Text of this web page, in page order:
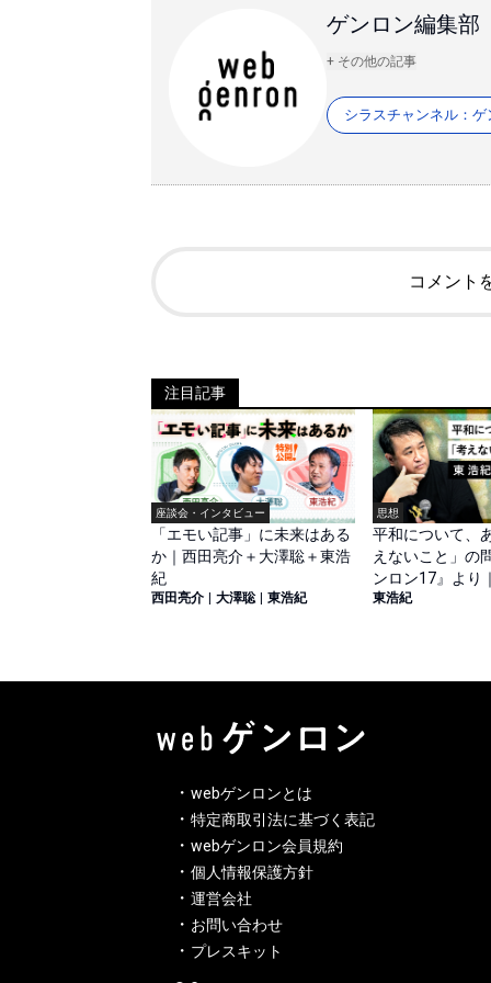
ゲンロン編集部
+ その他の記事
シラスチャンネル：
コメント
注目記事
座談会・インタビュー
「エモい記事」に未来はある
か｜西田亮介＋大澤聡＋東浩
紀
西田亮介 大澤聡 東浩紀
思想
平和について、
えないこと」の
ンロン17』より
東浩紀
webゲンロンとは
特定商取引法に基づく表記
webゲンロン会員規約
個人情報保護方針
運営会社
お問い合わせ
プレスキット